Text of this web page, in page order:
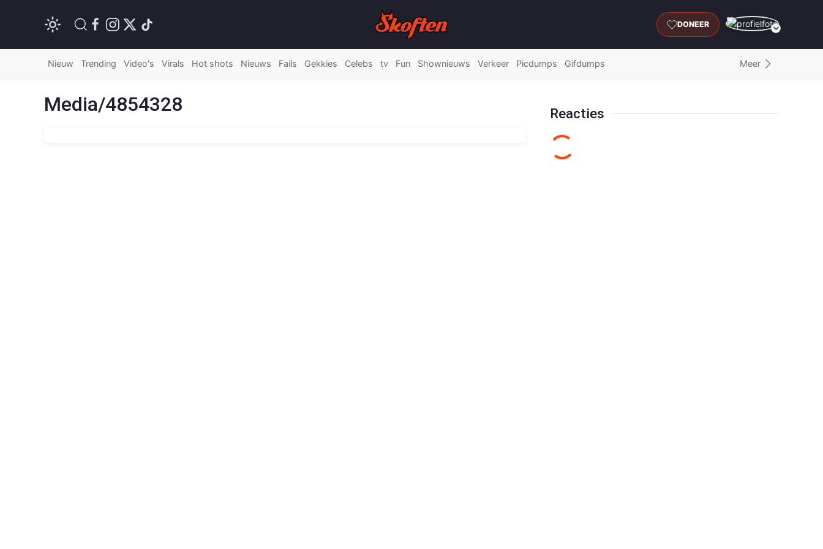
DONEER
Nieuw Trending Video's Virals Hot shots Nieuws Fails Gekkies Celebs tv Fun Shownieuws Verkeer Picdumps Gifdumps Meer
Media/4854328 Reacties